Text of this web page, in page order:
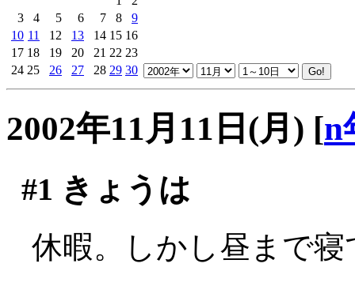
3
4 5 6 7 8
9
10 11 12 13 14 15 16
17 18 19 20 21 22 23
24 25 26 27 28 29 30
2002年11月11日(月) [n
#1 きょうは
休暇。しかし昼まで